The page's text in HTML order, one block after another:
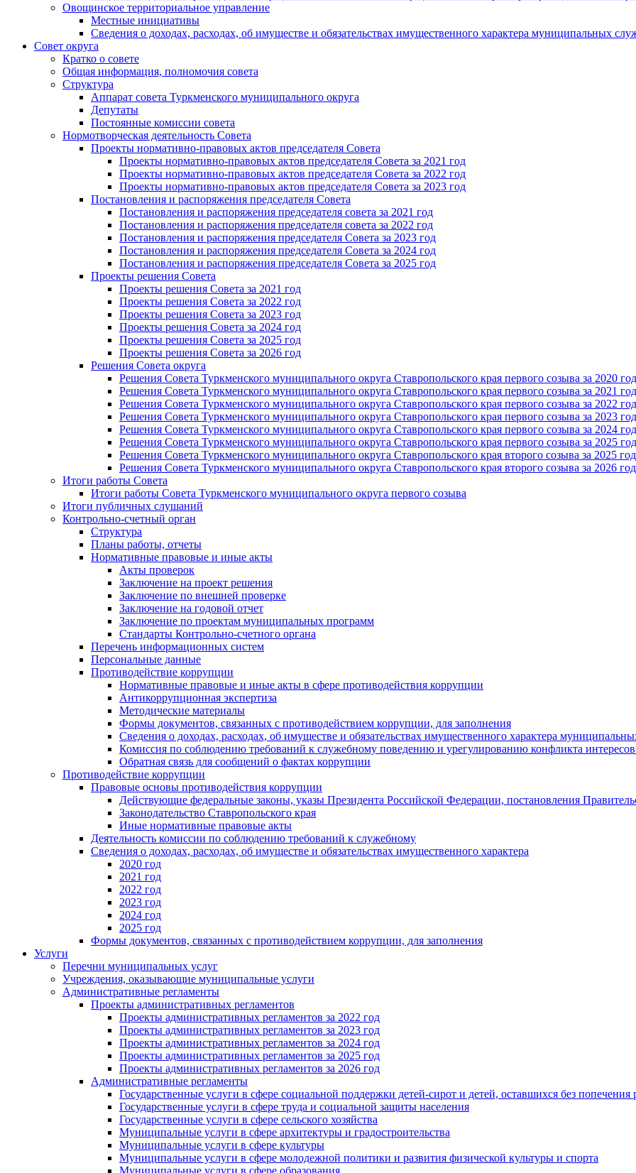
Овощинское территориальное управление
Местные инициативы
Сведения о доходах, расходах, об имуществе и обязательствах имущественного характера муниципальных
Совет округа
Кратко о совете
Общая информация, полномочия совета
Структура
Аппарат совета Туркменского муниципального округа
Депутаты
Постоянные комиссии совета
Нормотворческая деятельность Совета
Проекты нормативно-правовых актов председателя Cовета
Проекты нормативно-правовых актов председателя Cовета за 2021 год
Проекты нормативно-правовых актов председателя Cовета за 2022 год
Проекты нормативно-правовых актов председателя Cовета за 2023 год
Постановления и распоряжения председателя Cовета
Постановления и распоряжения председателя совета за 2021 год
Постановления и распоряжения председателя совета за 2022 год
Постановления и распоряжения председателя Cовета за 2023 год
Постановления и распоряжения председателя Cовета за 2024 год
Постановления и распоряжения председателя Cовета за 2025 год
Проекты решения Cовета
Проекты решения Совета за 2021 год
Проекты решения Совета за 2022 год
Проекты решения Cовета за 2023 год
Проекты решения Совета за 2024 год
Проекты решения Совета за 2025 год
Проекты решения Совета за 2026 год
Решения Совета округа
Решения Совета Туркменского муниципального округа Ставропольского края первого созыва за 2020 год
Решения Совета Туркменского муниципального округа Ставропольского края первого созыва за 2021 год
Решения Совета Туркменского муниципального округа Ставропольского края первого созыва за 2022 год
Решения Совета Туркменского муниципального округа Ставропольского края первого созыва за 2023 год
Решения Совета Туркменского муниципального округа Ставропольского края первого созыва за 2024 год
Решения Совета Туркменского муниципального округа Ставропольского края первого созыва за 2025 год
Решения Совета Туркменского муниципального округа Ставропольского края второго созыва за 2025 год
Решения Совета Туркменского муниципального округа Ставропольского края второго созыва за 2026 год
Итоги работы Совета
Итоги работы Совета Туркменского муниципального округа первого созыва
Итоги публичных слушаний
Контрольно-счетный орган
Структура
Планы работы, отчеты
Нормативные правовые и иные акты
Акты проверок
Заключение на проект решения
Заключение по внешней проверке
Заключение на годовой отчет
Заключение по проектам муниципальных программ
Стандарты Контрольно-счетного органа
Перечень информационных систем
Персональные данные
Противодействие коррупции
Нормативные правовые и иные акты в сфере противодействия коррупции
Антикоррупционная экспертиза
Методические материалы
Формы документов, связанных с противодействием коррупции, для заполнения
Сведения о доходах, расходах, об имуществе и обязательствах имущественного характера
Комиссия по соблюдению требований к служебному поведению и урегулированию конфликта интересов
Обратная связь для сообщений о фактах коррупции
Противодействие коррупции
Правовые основы противодействия коррупции
Действующие федеральные законы, указы Президента Российской Федерации, постановления
Законодательство Ставропольского края
Иные нормативные правовые акты
Деятельность комиссии по соблюдению требований к служебному
Сведения о доходах, расходах, об имуществе и обязательствах имущественного характера
2020 год
2021 год
2022 год
2023 год
2024 год
2025 год
Формы документов, связанных с противодействием коррупции, для заполнения
Услуги
Перечни муниципальных услуг
Учреждения, оказывающие муниципальные услуги
Административные регламенты
Проекты административных регламентов
Проекты административных регламентов за 2022 год
Проекты административных регламентов за 2023 год
Проекты административных регламентов за 2024 год
Проекты административных регламентов за 2025 год
Проекты административных регламентов за 2026 год
Административные регламенты
Государственные услуги в сфере социальной поддержки детей-сирот и детей, оставшихся без попечения
Государственные услуги в сфере труда и социальной защиты населения
Государственные услуги в сфере сельского хозяйства
Муниципальные услуги в сфере архитектуры и градостроительства
Муниципальные услуги в сфере культуры
Муниципальные услуги в сфере молодежной политики и развития физической культуры и спорта
Муниципальные услуги в сфере образования